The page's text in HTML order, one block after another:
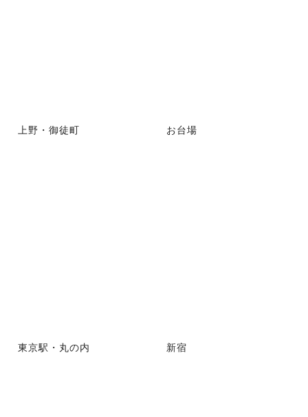
上野・御徒町 お台場
東京駅・丸の内 新宿